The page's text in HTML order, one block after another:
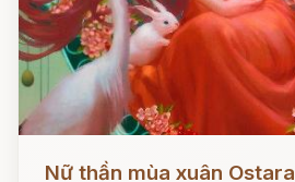
Nữ thần mùa xuân Ostara